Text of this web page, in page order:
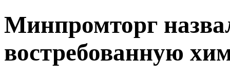
Минпромторг
востребованную